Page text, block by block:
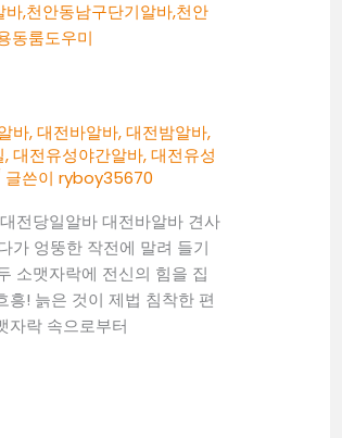
바,대전바알바,대전밤알바,
,대전유성야간알바,대전유성
글쓴이ryboy35670
전당일알바 대전바알바 견사
가 엉뚱한 작전에 말려 들기
소맷자락에 전신의 힘을 집
흥! 늙은 것이 제법 침착한 편
자락 속으로부터